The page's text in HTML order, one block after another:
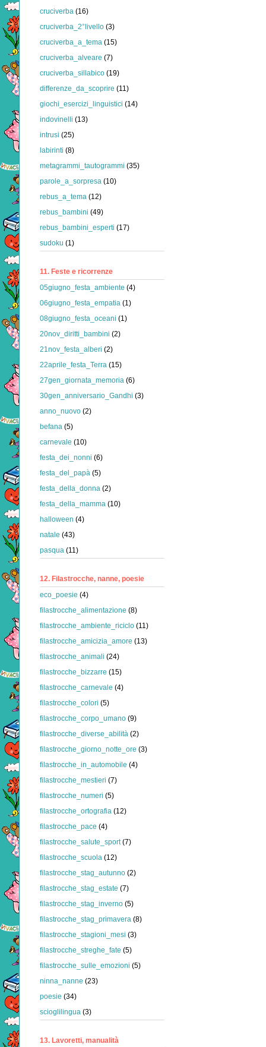
cruciverba (16)
cruciverba_2°livello (3)
cruciverba_a_tema (15)
cruciverba_alveare (7)
cruciverba_sillabico (19)
differenze_da_scoprire (11)
giochi_esercizi_linguistici (14)
indovinelli (13)
intrusi (25)
labirinti (8)
metagrammi_tautogrammi (35)
parole_a_sorpresa (10)
rebus_a_tema (12)
rebus_bambini (49)
rebus_bambini_esperti (17)
sudoku (1)
11. Feste e ricorrenze
05giugno_festa_ambiente (4)
06giugno_festa_empatia (1)
08giugno_festa_oceani (1)
20nov_diritti_bambini (2)
21nov_festa_alberi (2)
22aprile_festa_Terra (15)
27gen_giornata_memoria (6)
30gen_anniversario_Gandhi (3)
anno_nuovo (2)
befana (5)
carnevale (10)
festa_dei_nonni (6)
festa_del_papà (5)
festa_della_donna (2)
festa_della_mamma (10)
halloween (4)
natale (43)
pasqua (11)
12. Filastrocche, nanne, poesie
eco_poesie (4)
filastrocche_alimentazione (8)
filastrocche_ambiente_riciclo (11)
filastrocche_amicizia_amore (13)
filastrocche_animali (24)
filastrocche_bizzarre (15)
filastrocche_carnevale (4)
filastrocche_colori (5)
filastrocche_corpo_umano (9)
filastrocche_diverse_abilità (2)
filastrocche_giorno_notte_ore (3)
filastrocche_in_automobile (4)
filastrocche_mestieri (7)
filastrocche_numeri (5)
filastrocche_ortografia (12)
filastrocche_pace (4)
filastrocche_salute_sport (7)
filastrocche_scuola (12)
filastrocche_stag_autunno (2)
filastrocche_stag_estate (7)
filastrocche_stag_inverno (5)
filastrocche_stag_primavera (8)
filastrocche_stagioni_mesi (3)
filastrocche_streghe_fate (5)
filastrocche_sulle_emozioni (5)
ninna_nanne (23)
poesie (34)
scioglilingua (3)
13. Lavoretti, manualità